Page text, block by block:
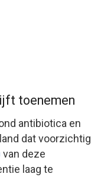
toenemen
antibiotica en
dat voorzichtig
van deze
laag te